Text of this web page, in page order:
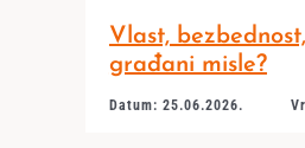
Vlast,
građani misle?
Datum: 25.06.2026.